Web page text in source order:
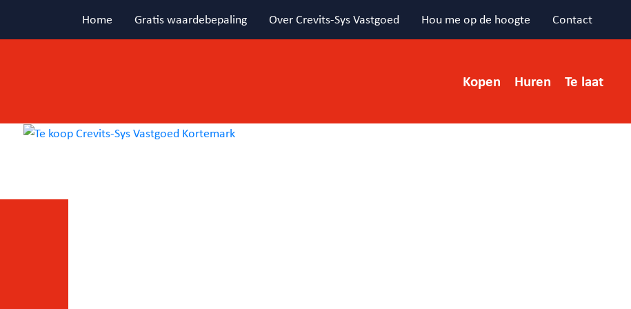
Home Gratis waardebepaling Over Crevits-Sys Vastgoed Hou me op de hoogte Contact
Kopen Huren Te laat